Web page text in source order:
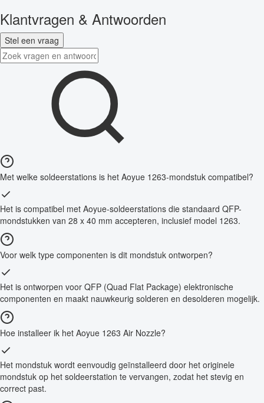
Klantvragen & Antwoorden
Stel een vraag
Met welke soldeerstations is het Aoyue 1263-mondstuk compatibel?
Het is compatibel met Aoyue-soldeerstations die standaard QFP-
mondstukken van 28 x 40 mm accepteren, inclusief model 1263.
Voor welk type componenten is dit mondstuk ontworpen?
Het is ontworpen voor QFP (Quad Flat Package) elektronische
componenten en maakt nauwkeurig solderen en desolderen mogelijk.
Hoe installeer ik het Aoyue 1263 Air Nozzle?
Het mondstuk wordt eenvoudig geïnstalleerd door het originele
mondstuk op het soldeerstation te vervangen, zodat het stevig en
correct past.